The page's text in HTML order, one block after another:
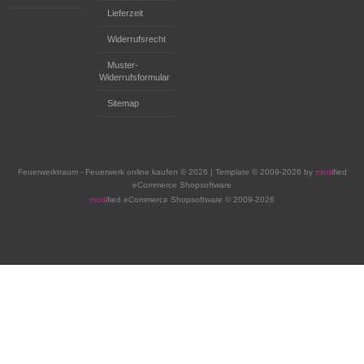
Lieferzeit
Widerrufsrecht
Muster-
Widerrufsformular
Sitemap
Feuerwerktraum - Feuerwerk online kaufen © 2026 | Template © 2009-2026 by modified
eCommerce Shopsoftware
modified eCommerce Shopsoftware © 2009-2026